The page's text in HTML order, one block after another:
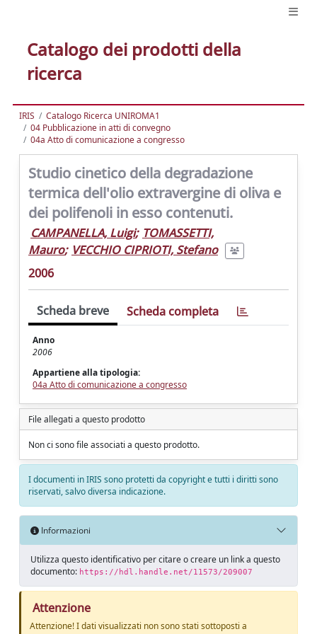
Catalogo dei prodotti della
ricerca
IRIS
Catalogo Ricerca UNIROMA1
04 Pubblicazione in atti di convegno
04a Atto di comunicazione a congresso
Studio cinetico della degradazione
termica dell'olio extravergine di oliva e
dei polifenoli in esso contenuti.
CAMPANELLA, Luigi; TOMASSETTI,
Mauro; VECCHIO CIPRIOTI, Stefano
2006
Scheda breve Scheda completa
Anno
2006
Appartiene alla tipologia:
04a Atto di comunicazione a congresso
File allegati a questo prodotto
Non ci sono file associati a questo prodotto.
I documenti in IRIS sono protetti da copyright e tutti i diritti sono
riservati, salvo diversa indicazione.
Informazioni
Utilizza questo identificativo per citare o creare un link a questo
documento: https://hdl.handle.net/11573/209007
Attenzione
Attenzione! I dati visualizzati non sono stati sottoposti a